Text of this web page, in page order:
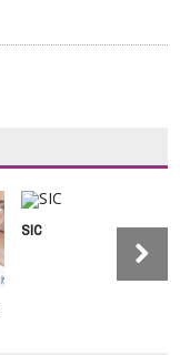
SIC